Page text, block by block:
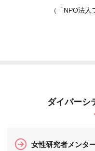
（「NPO法
ダイバーシ
女性研究者メンタ